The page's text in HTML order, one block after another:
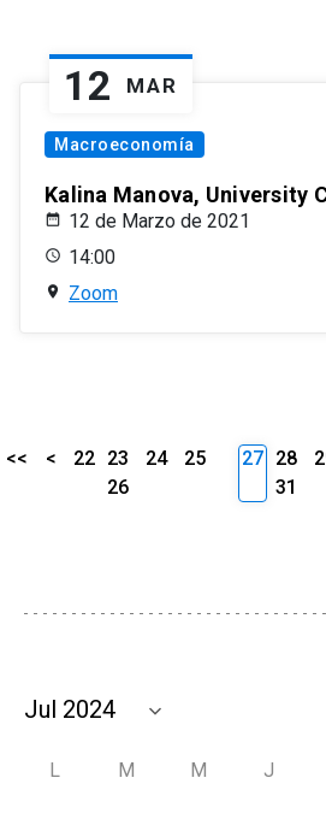
12 MAR
Macroeconomía
Kalina Manova, University
12 de Marzo de 2021
14:00
Zoom
<< < 22 23 24
25
26
27 28
31
L M M J